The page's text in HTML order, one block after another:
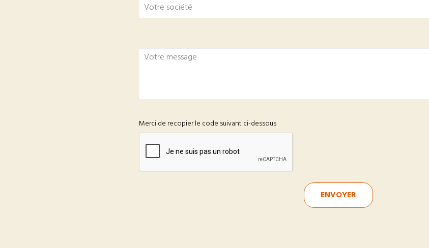
Merci de recopier le code suivant ci-dessous
ENVOYER